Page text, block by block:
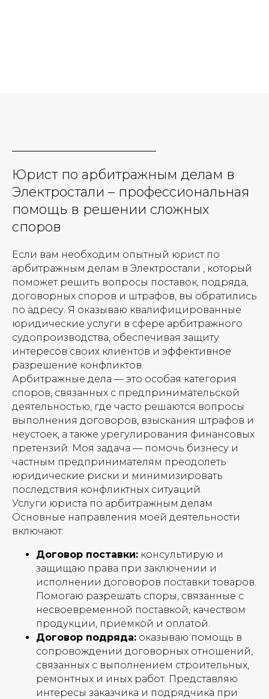
Юрист по арбитражным делам в
Электростали – профессиональная
помощь в решении сложных
споров
Если вам необходим опытный юрист по
арбитражным делам в Электростали , который
поможет решить вопросы поставок, подряда,
договорных споров и штрафов, вы обратились
по адресу. Я оказываю квалифицированные
юридические услуги в сфере арбитражного
судопроизводства, обеспечивая защиту
интересов своих клиентов и эффективное
разрешение конфликтов.
Арбитражные дела — это особая категория
споров, связанных с предпринимательской
деятельностью, где часто решаются вопросы
выполнения договоров, взыскания штрафов и
неустоек, а также урегулирования финансовых
претензий. Моя задача — помочь бизнесу и
частным предпринимателям преодолеть
юридические риски и минимизировать
последствия конфликтных ситуаций.
Услуги юриста по арбитражным делам
Основные направления моей деятельности
включают:
Договор поставки: консультирую и
защищаю права при заключении и
исполнении договоров поставки товаров.
Помогаю разрешать споры, связанные с
несвоевременной поставкой, качеством
продукции, приемкой и оплатой.
Договор подряда: оказываю помощь в
сопровождении договорных отношений,
связанных с выполнением строительных,
ремонтных и иных работ. Представляю
интересы заказчика и подрядчика при